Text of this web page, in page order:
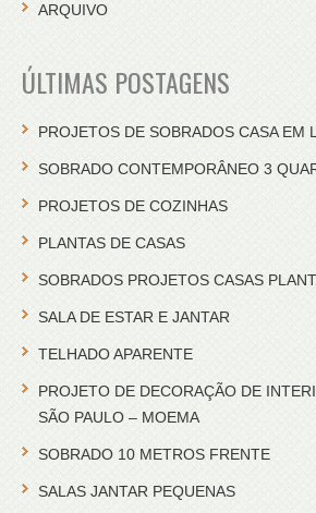
ARQUIVO
ÚLTIMAS POSTAGENS
PROJETOS DE SOBRADOS CASA EM
SOBRADO CONTEMPORÂNEO 3
PROJETOS DE COZINHAS
PLANTAS DE CASAS
SOBRADOS PROJETOS CASAS
SALA DE ESTAR E JANTAR
TELHADO APARENTE
PROJETO DE DECORAÇÃO DE
SÃO PAULO – MOEMA
SOBRADO 10 METROS FRENTE
SALAS JANTAR PEQUENAS